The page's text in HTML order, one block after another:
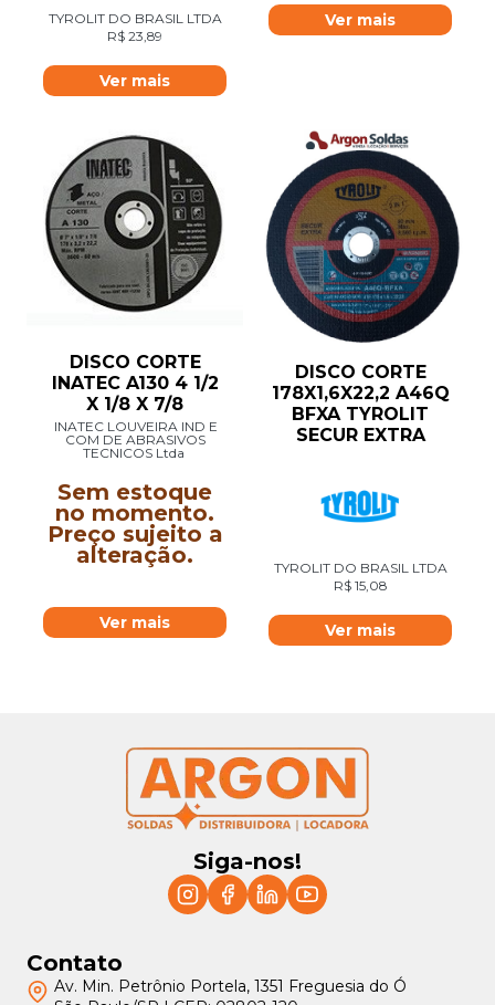
TYROLIT DO BRASIL LTDA
R$ 23,89
Ver mais
Ver mais
DISCO CORTE
INATEC A130 4 1/2
X 1/8 X 7/8
INATEC LOUVEIRA IND E
COM DE ABRASIVOS
TECNICOS Ltda
Sem estoque
no momento.
Preço sujeito a
alteração.
Ver mais
DISCO CORTE
178X1,6X22,2 A46Q
BFXA TYROLIT
SECUR EXTRA
TYROLIT DO BRASIL LTDA
R$ 15,08
Ver mais
Siga-nos!
Contato
Av. Min. Petrônio Portela, 1351 Freguesia do Ó